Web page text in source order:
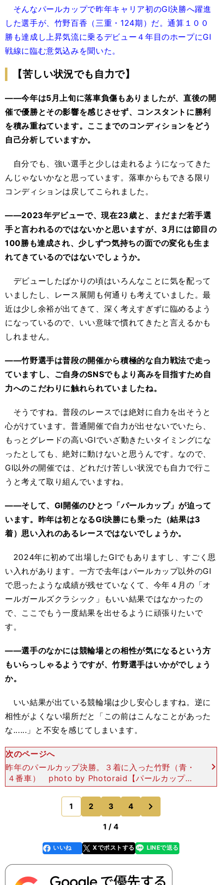
そんなパールカップで昨年キャリア初のGⅠ決勝へ躍進
した選手が、竹野百香（三重・124期）だ。通算１００
勝も達成し上昇気流に乗るデビュー４年目のホープにGⅠ
戦線に臨む意気込みを聞いた。
【苦しい状況でも自力で】
――今年は5月上旬に落車負傷もありましたが、直後の開
催で優勝とその影響を感じさせず、コンスタントに勝利
を積み重ねています。ここまでのコンディションをどう
自己分析していますか。
自分でも、強い選手と少しは走れるようになってきた
んじゃないかなと思っています。落車からもできる限り
コンディションは戻してこられました。
――2023年デビューで、現在23歳と、まだまだ若手選
手と言われるのではないかと思いますが、3月には節目の
100勝も達成され、少しずつ気持ちの面での変化も生ま
れてきているのではないでしょうか。
デビューしたばかりの頃はいろんなことに気を配って
いましたし、レース展開も何通りも考えていました。最
近は少し余裕が出てきて、深く考えすぎずに臨めるよう
になっているので、いい意味で慣れてきたと言えるかも
しれません。
――竹野選手は普段の開催から積極的な自力戦法で走っ
ていますし、ご自身のSNSでもより高みを目指すため自
力へのこだわりに触れられていましたね。
そうですね。普段のレースでは絶対に自力を出そうと
心がけています。普通開催で自力が出せないでいたら、
もっとグレードの高いGⅠでいざ動きたいタイミングにな
ったとしても、絶対に動けないと思うんです。なので、
GⅠ以外の開催では、どれだけ苦しい状況でも自力で行こ
うと考えて取り組んでいますね。
――そして、GⅠ開催のひとつ「パールカップ」が迫って
います。昨年は初となるGⅠ決勝にも乗った（結果は3
着）思い入れのあるレースではないでしょうか。
2024年に初めて出場したGⅠでもありますし、すごく思
い入れがあります。一方で去年はパールカップ以外のGⅠ
で思ったような成績が残せていなくて、今年４月の「オ
ールガールズクラシック」もいい結果ではなかったの
で、ここでもう一度結果を出せるように頑張りたいで
す。
――選手のなかには競輪場との相性が気になるという方
もいらっしゃるようですが、竹野選手はいかがでしょう
か。
いい結果が出ている競輪場は少し安心しますね。逆に
相性がよくない場所だと「この前はこんなことがあった
な......」と不安を感じてしまいます。
次のページへ
昨年のパールカップ決勝。３着に入った竹野（青・
４番車） photo by Photoraid【パールカップの
舞台裏】――最近は少し気持ちの余裕が出てきてい
るというお話もありましたが、GⅠとなるとそ
1 2 3 4
のページへ
1 / 4
faceboo
k
いいね Xでポストする
line LINEで送る